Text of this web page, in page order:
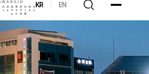
KR EN